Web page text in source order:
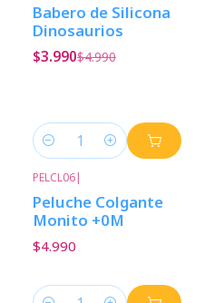
Babero de Silicona
Dinosaurios
$3.990$4.990
Cantidad
PELCL06|
Peluche Colgante
Monito +0M
$4.990